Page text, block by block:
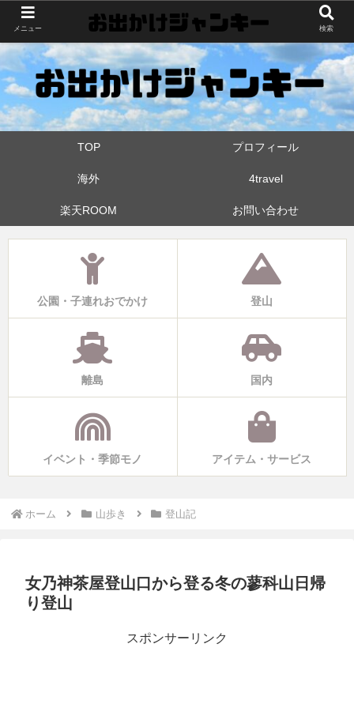
世界中・日本中を旅したおでかけ狂なパパが埼玉県と近県の公園やお出かけス
ポットを攻めています！たまに登山も
TOP プロフィール
海外 4travel
楽天ROOM お問い合わせ
公園・子連れおでかけ 登山
離島 国内
イベント・季節モノ アイテム・サービス
ホーム 山歩き 登山記
女乃神茶屋登山口から登る冬の蓼科山日帰
り登山
スポンサーリンク
メニュー 検索